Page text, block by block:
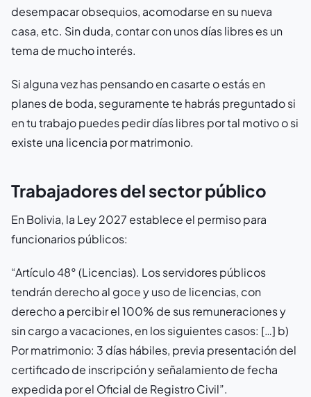
desempacar obsequios, acomodarse en su nueva
casa, etc. Sin duda, contar con unos días libres es un
tema de mucho interés.
Si alguna vez has pensando en casarte o estás en
planes de boda, seguramente te habrás preguntado si
en tu trabajo puedes pedir días libres por tal motivo o si
existe una licencia por matrimonio.
Trabajadores del sector público
En Bolivia, la Ley 2027 establece el permiso para
funcionarios públicos:
“Artículo 48° (Licencias). Los servidores públicos
tendrán derecho al goce y uso de licencias, con
derecho a percibir el 100% de sus remuneraciones y
sin cargo a vacaciones, en los siguientes casos: […] b)
Por matrimonio: 3 días hábiles, previa presentación del
certificado de inscripción y señalamiento de fecha
expedida por el Oficial de Registro Civil”.